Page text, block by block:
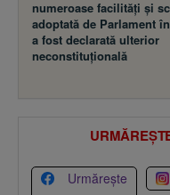
numeroase facilităţi şi
adoptată de Parlament
a fost declarată ulterior
neconstituţională
Urmărește